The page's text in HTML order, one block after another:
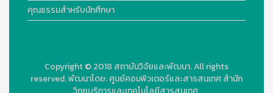
คุณธรรมสำหรับนักศึกษา
Copyright © 2018 สถาบันวิจัยและพัฒนา. All rights
reserved.พัฒนาโดย:ศูนย์คอมพิวเตอร์และสารสนเทศ สำนัก